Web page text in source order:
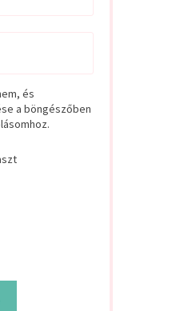
és
a böngészőben